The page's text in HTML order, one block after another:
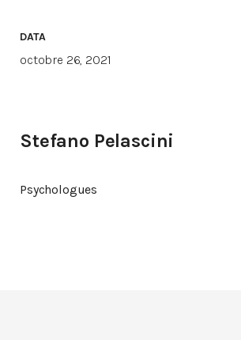
DATA
octobre 26, 2021
Stefano Pelascini
Psychologues